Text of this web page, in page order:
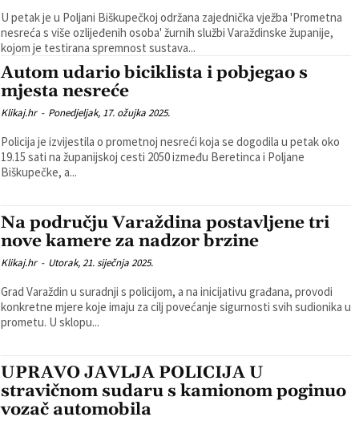
U petak je u Poljani Biškupečkoj održana zajednička vježba 'Prometna
nesreća s više ozlijeđenih osoba' žurnih službi Varaždinske županije,
kojom je testirana spremnost sustava...
Autom udario biciklista i pobjegao s
mjesta nesreće
Klikaj.hr - Ponedjeljak, 17. ožujka 2025.
Policija je izvijestila o prometnoj nesreći koja se dogodila u petak oko
19.15 sati na županijskoj cesti 2050 između Beretinca i Poljane
Biškupečke, a...
Na području Varaždina postavljene tri
nove kamere za nadzor brzine
Klikaj.hr - Utorak, 21. siječnja 2025.
Grad Varaždin u suradnji s policijom, a na inicijativu građana, provodi
konkretne mjere koje imaju za cilj povećanje sigurnosti svih sudionika u
prometu. U sklopu...
UPRAVO JAVLJA POLICIJA U
stravičnom sudaru s kamionom poginuo
vozač automobila